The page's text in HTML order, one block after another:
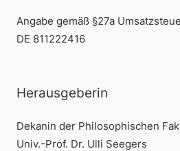
Angabe gemäß §27a
DE 811222416
Herausgeberin
Dekanin der Philosophischen
Univ.-Prof. Dr. Ulli Seegers